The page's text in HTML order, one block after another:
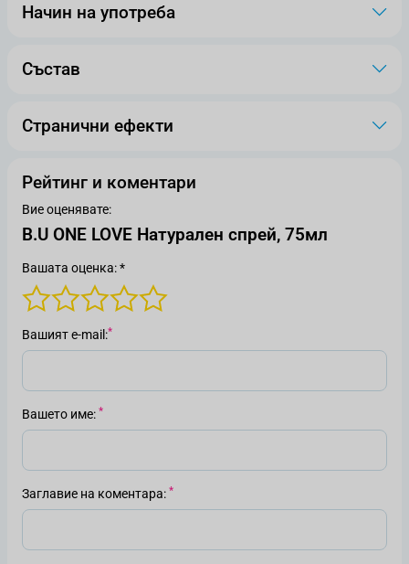
Начин на употреба
Състав
Странични ефекти
Рейтинг и коментари
Вие оценявате:
B.U ONE LOVE Натурален спрей, 75мл
Вашата оценка: *
Вашият е-mail
Вашето име
Заглавие на коментара